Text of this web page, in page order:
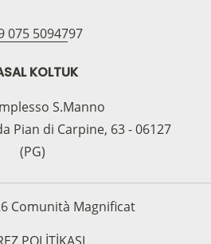
075 5094797
KOLTUK
S.Manno
Pian di Carpine, 63 - 06127
(PG)
Comunità Magnificat